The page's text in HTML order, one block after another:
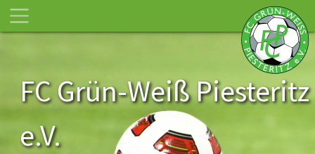
FC Grün-Weiß Piesteritz
e.V.